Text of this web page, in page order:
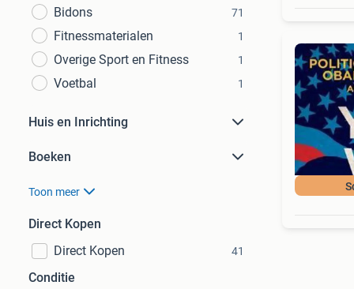
Bidons
71
Fitnessmaterialen 1
Overige Sport en Fitness 1
Voetbal 1
Huis en Inrichting
Boeken
Toon meer
Direct Kopen
Direct Kopen
41
Conditie